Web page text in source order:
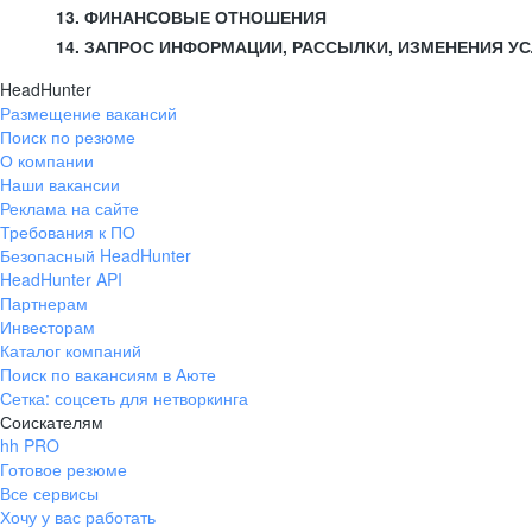
13. ФИНАНСОВЫЕ ОТНОШЕНИЯ
14. ЗАПРОС ИНФОРМАЦИИ, РАССЫЛКИ, ИЗМЕНЕНИЯ
HeadHunter
Размещение вакансий
Поиск по резюме
О компании
Наши вакансии
Реклама на сайте
Требования к ПО
Безопасный HeadHunter
HeadHunter API
Партнерам
Инвесторам
Каталог компаний
Поиск по вакансиям в Аюте
Сетка: соцсеть для нетворкинга
Соискателям
hh PRO
Готовое резюме
Все сервисы
Хочу у вас работать